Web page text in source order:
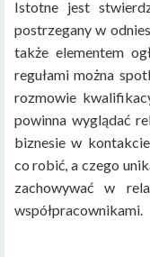
Istotne jest
postrzegany w
także elementem
regułami można
rozmowie
powinna wyglądać
biznesie w
co robić, a czego
zachowywać w
współpracownikami.